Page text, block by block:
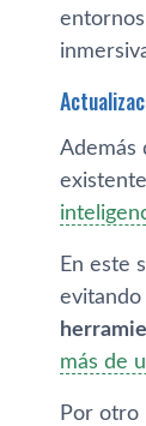
Además
En este
más de
Por otro